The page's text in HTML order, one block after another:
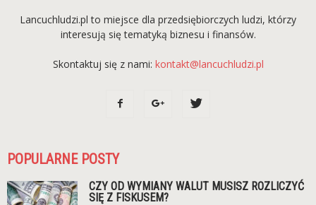
Lancuchludzi.pl to miejsce dla przedsiębiorczych ludzi, którzy
interesują się tematyką biznesu i finansów.
Skontaktuj się z nami: kontakt@lancuchludzi.pl
POPULARNE POSTY
CZY OD WYMIANY WALUT MUSISZ ROZLICZYĆ
SIĘ Z FISKUSEM?